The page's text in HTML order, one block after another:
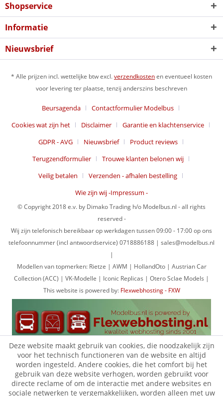
Shopservice
Informatie
Nieuwsbrief
* Alle prijzen incl. wettelijke btw excl.verzendkostenen eventueel kosten
voor levering ter plaatse, tenzij anderszins beschreven
Beursagenda
Contactformulier Modelbus
Cookies wat zijn het
Disclaimer
Garantie en klachtenservice
GDPR - AVG
Nieuwsbrief
Product reviews
Terugzendformulier
Trouwe klanten belonen wij
Veilig betalen
Verzenden - afhalen bestelling
Wie zijn wij -Impressum -
© Copyright 2018 e.v. by Dimako Trading h/o Modelbus.nl - all rights
reserved -
Wij zijn telefonisch bereikbaar op werkdagen tussen 09:00 - 17:00 op ons
telefoonnummer (incl antwoordservice) 0718886188 | sales@modelbus.nl
|
Modellen van topmerken: Rietze | AWM | HollandOto | Austrian Car
Collection (ACC) | VK-Modelle | Iconic Replicas | Otero Sclae Models |
This website is powered by: Flexwebhosting - FXW
Deze website maakt gebruik van cookies, die noodzakelijk zijn
voor het technisch functioneren van de website en altijd
worden ingesteld. Andere cookies, die het comfort bij het
gebruik van deze website verhogen, worden gebruikt voor
directe reclame of om de interactie met andere websites en
sociale netwerken te vergemakkelijken, worden alleen met uw